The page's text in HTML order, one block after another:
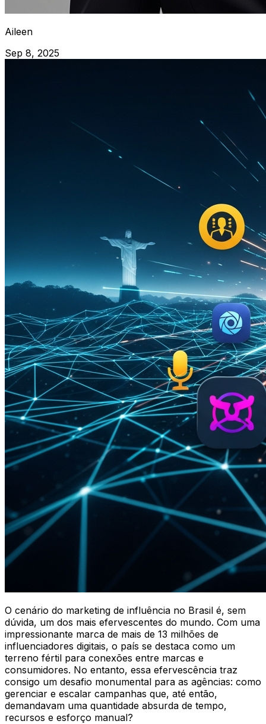
Aileen
Sep 8, 2025
O cenário do marketing de influência no Brasil é, sem
dúvida, um dos mais efervescentes do mundo. Com uma
impressionante marca de mais de 13 milhões de
influenciadores digitais, o país se destaca como um
terreno fértil para conexões entre marcas e
consumidores. No entanto, essa efervescência traz
consigo um desafio monumental para as agências: como
gerenciar e escalar campanhas que, até então,
demandavam uma quantidade absurda de tempo,
recursos e esforço manual?